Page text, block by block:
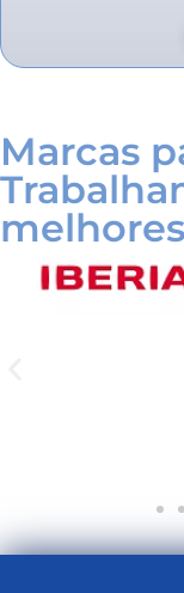
Marcas
melhores